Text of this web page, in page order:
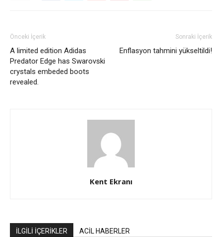
Önceki İçerik
A limited edition Adidas
Predator Edge has Swarovski
crystals embeded boots
revealed.
Sonraki İçerik
Enflasyon tahmini yükseltildi!
Kent Ekranı
İLGİLİ İÇERİKLER ACİL HABERLER